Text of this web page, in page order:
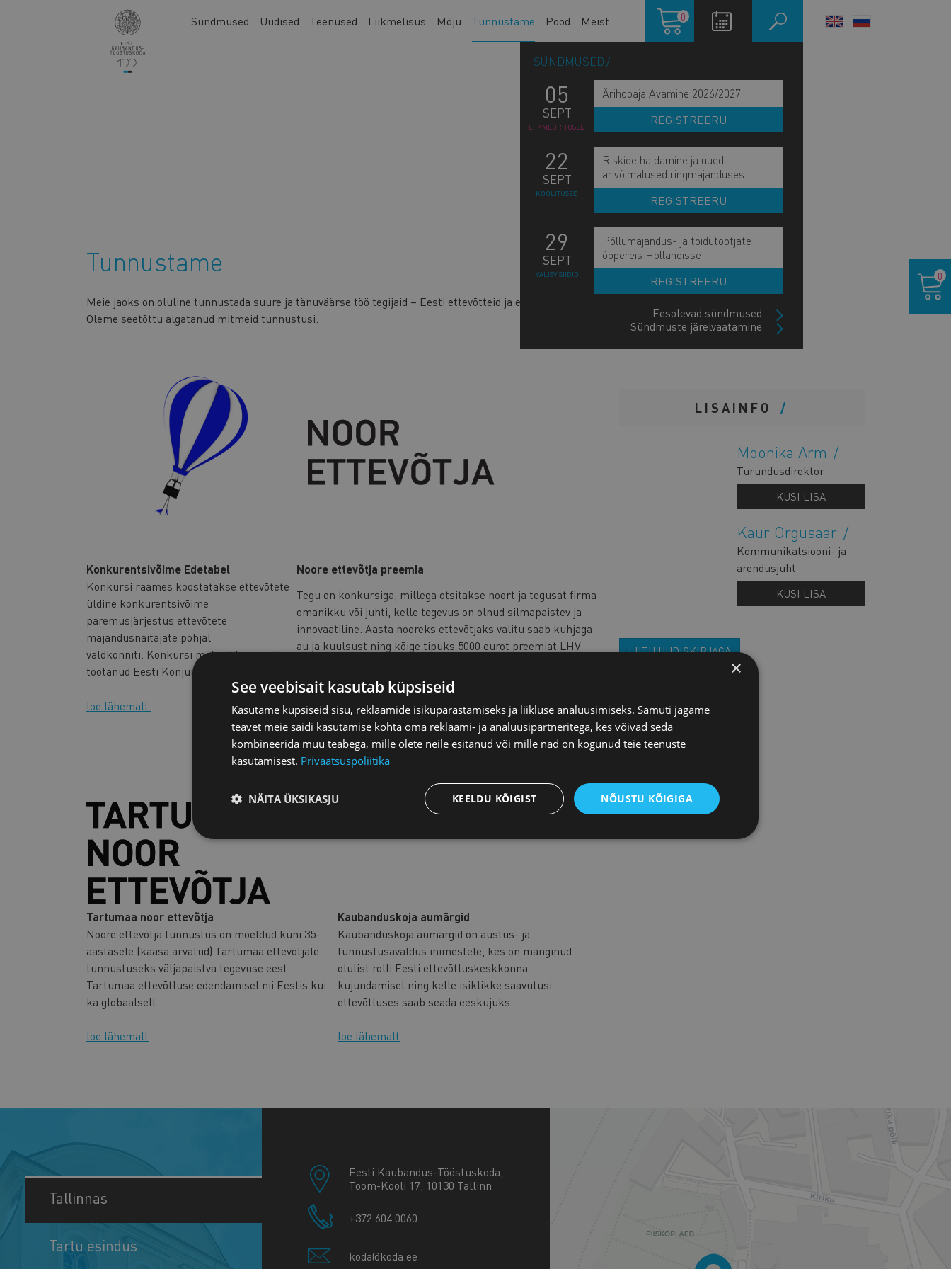
Main
Sündmused Uudised Teenused Liikmelisus Mõju Tunnustame Pood Meist
Ostukorv
0
SÜNDMUSED
05
SEPT
LIIKMEÜRITUSED
Ärihooaja Avamine 2026/2027
REGISTREERU
22
SEPT
KOOLITUSED
Riskide haldamine ja uued
ärivõimalused ringmajanduses
REGISTREERU
29
SEPT
VÄLISVISIIDID
Põllumajandus- ja toidutootjate
õppereis Hollandisse
REGISTREERU
Eesolevad sündmused
Sündmuste järelvaatamine
LANGUAGE
Tunnustame
Meie jaoks on oluline tunnustada suure ja tänuväärse töö tegijaid – Eesti ettevõtteid ja ettevõtjaid.
Oleme seetõttu algatanud mitmeid tunnustusi.
Konkurentsivõime Edetabel
Noore ettevõtja preemia
Konkursi raames koostatakse ettevõtete
üldine konkurentsivõime
paremusjärjestus ettevõtete
majandusnäitajate põhjal
valdkonniti. Konkursi metoodika on välja
töötanud Eesti Konjunktuuriinstituut.
loe lähemalt
Tegu on konkursiga, millega otsitakse noort ja tegusat firma
omanikku või juhti, kelle tegevus on olnud silmapaistev ja
innovaatiline. Aasta nooreks ettevõtjaks valitu saab kuhjaga
au ja kuulsust ning kõige tipuks 5000 eurot preemiat LHV
loe lähemalt
Tartumaa noor ettevõtja
Kaubanduskoja aumärgid
Noore ettevõtja tunnustus on mõeldud kuni 35-
aastasele (kaasa arvatud) Tartumaa ettevõtjale
tunnustuseks väljapaistva tegevuse eest
Tartumaa ettevõtluse edendamisel nii Eestis kui
ka globaalselt.
loe lähemalt
Kaubanduskoja aumärgid on austus- ja
tunnustusavaldus inimestele, kes on mänginud
olulist rolli Eesti ettevõtluskeskkonna
kujundamisel ning kelle isiklikke saavutusi
ettevõtluses saab seada eeskujuks.
loe lähemalt
0
Main
navigation
side
block
KAUBANDUSKOJA AUMÄRGID
KONKURENTSIVÕIME EDETABEL
NOORE ETTEVÕTJA PREEMIA
LISAINFO
Moonika Arm
Turundusdirektor
KÜSI LISA
Kaur Orgusaar
Kommunikatsiooni- ja
arendusjuht
KÜSI LISA
LIITU UUDISKIRJAGA
Tallinnas
Tartu esindus
Eesti Kaubandus-Tööstuskoda,
Toom-Kooli 17, 10130 Tallinn
+372 604 0060
koda@koda.ee
×
See veebisait kasutab küpsiseid
Kasutame küpsiseid sisu, reklaamide isikupärastamiseks ja liikluse analüüsimiseks. Samuti jagame
teavet meie saidi kasutamise kohta oma reklaami- ja analüüsipartneritega, kes võivad seda
kombineerida muu teabega, mille olete neile esitanud või mille nad on kogunud teie teenuste
kasutamisest. Privaatsuspoliitika
NÕUSTU KÕIGIGA
KEELDU KÕIGIST
NÄITA ÜKSIKASJU